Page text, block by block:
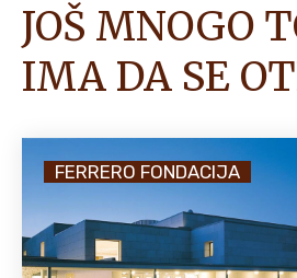
JOŠ MNOGO
IMA DA SE
FERRERO FONDACIJA